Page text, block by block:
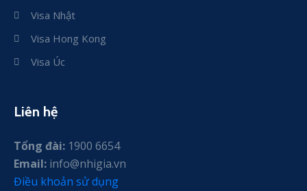
Visa Nhật
Visa Hong Kong
Visa Úc
Liên hệ
Tổng đài: 1900 6654
Email: info@nhigia.vn
Điều khoản sử dụng